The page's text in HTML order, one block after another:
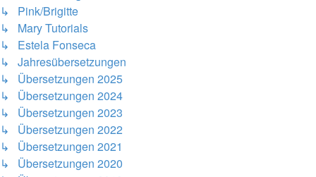
↳ Pink/Brigitte
↳ Mary Tutorials
↳ Estela Fonseca
↳ Jahresübersetzungen
↳ Übersetzungen 2025
↳ Übersetzungen 2024
↳ Übersetzungen 2023
↳ Übersetzungen 2022
↳ Übersetzungen 2021
↳ Übersetzungen 2020